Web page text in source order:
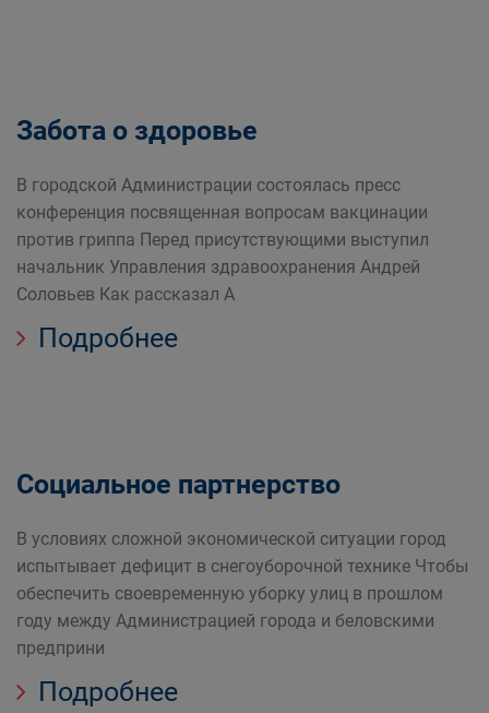
Забота о здоровье
В городской Администрации состоялась пресс
конференция посвященная вопросам вакцинации
против гриппа Перед присутствующими выступил
начальник Управления здравоохранения Андрей
Соловьев Как рассказал А
Подробнее
Социальное партнерство
В условиях сложной экономической ситуации город
испытывает дефицит в снегоуборочной технике Чтобы
обеспечить своевременную уборку улиц в прошлом
году между Администрацией города и беловскими
предприни
Подробнее